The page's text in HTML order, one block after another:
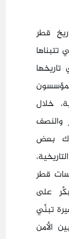
قطر
تتبناها
خلال
والنصف
بعض
قطر
على
تبنِّي
الأمن